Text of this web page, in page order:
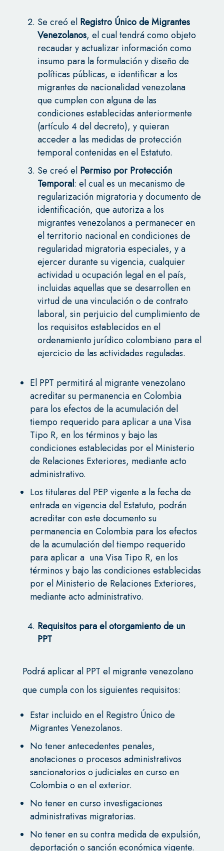
Se creó el Registro Único de Migrantes
Venezolanos, el cual tendrá como objeto
recaudar y actualizar información como
insumo para la formulación y diseño de
políticas públicas, e identificar a los
migrantes de nacionalidad venezolana
que cumplen con alguna de las
condiciones establecidas anteriormente
(artículo 4 del decreto), y quieran
acceder a las medidas de protección
temporal contenidas en el Estatuto.
Se creó el Permiso por Protección
Temporal: el cual es un mecanismo de
regularización migratoria y documento de
identificación, que autoriza a los
migrantes venezolanos a permanecer en
el territorio nacional en condiciones de
regularidad migratoria especiales, y a
ejercer durante su vigencia, cualquier
actividad u ocupación legal en el país,
incluidas aquellas que se desarrollen en
virtud de una vinculación o de contrato
laboral, sin perjuicio del cumplimiento de
los requisitos establecidos en el
ordenamiento jurídico colombiano para el
ejercicio de las actividades reguladas.
El PPT permitirá al migrante venezolano
acreditar su permanencia en Colombia
para los efectos de la acumulación del
tiempo requerido para aplicar a una Visa
Tipo R, en los términos y bajo las
condiciones establecidas por el Ministerio
de Relaciones Exteriores, mediante acto
administrativo.
Los titulares del PEP vigente a la fecha de
entrada en vigencia del Estatuto, podrán
acreditar con este documento su
permanencia en Colombia para los efectos
de la acumulación del tiempo requerido
para aplicar a una Visa Tipo R, en los
términos y bajo las condiciones establecidas
por el Ministerio de Relaciones Exteriores,
mediante acto administrativo.
Requisitos para el otorgamiento de un
PPT
Podrá aplicar al PPT el migrante venezolano
que cumpla con los siguientes requisitos:
Estar incluido en el Registro Único de
Migrantes Venezolanos.
No tener antecedentes penales,
anotaciones o procesos administrativos
sancionatorios o judiciales en curso en
Colombia o en el exterior.
No tener en curso investigaciones
administrativas migratorias.
No tener en su contra medida de expulsión,
deportación o sanción económica vigente.